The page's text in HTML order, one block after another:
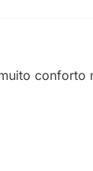
conforto